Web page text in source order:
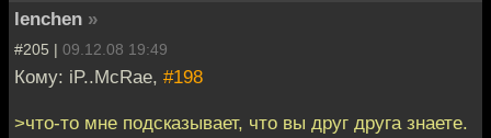
lenchen »
#205 | 09.12.08 19:49
Кому: iP..McRae, #198
>что-то мне подсказывает, что вы друг друга знаете.